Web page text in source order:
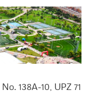
138A-10, UPZ 71